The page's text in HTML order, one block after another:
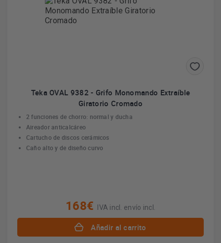
Teka OVAL 9382 - Grifo Monomando Extraíble
Giratorio Cromado
2 funciones de chorro: normal y ducha
Aireador anticalcáreo
Cartucho de discos cerámicos
Caño alto y de diseño curvo
168€ IVA incl. envío incl.
Añadir al carrito